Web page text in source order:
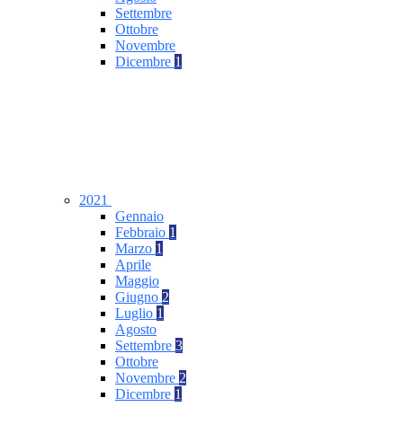
Settembre
Ottobre
Novembre
Dicembre 1
2021
Gennaio
Febbraio 1
Marzo 1
Aprile
Maggio
Giugno 2
Luglio 1
Agosto
Settembre 3
Ottobre
Novembre 2
Dicembre 1